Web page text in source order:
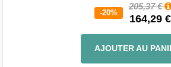
-20%
205,37 €
164,29 €
AJOUTER AU